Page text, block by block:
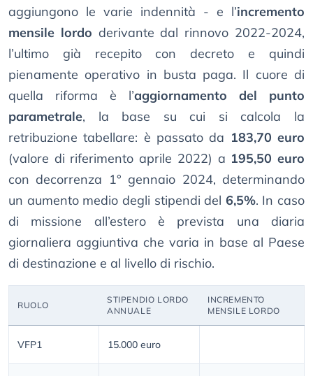
aggiungono le varie indennità - e l’incremento
mensile lordo derivante dal rinnovo 2022-2024,
l’ultimo già recepito con decreto e quindi
pienamente operativo in busta paga. Il cuore di
quella riforma è l’aggiornamento del punto
parametrale, la base su cui si calcola la
retribuzione tabellare: è passato da 183,70 euro
(valore di riferimento aprile 2022) a 195,50 euro
con decorrenza 1° gennaio 2024, determinando
un aumento medio degli stipendi del 6,5%. In caso
di missione all’estero è prevista una diaria
giornaliera aggiuntiva che varia in base al Paese
di destinazione e al livello di rischio.
RUOLO
STIPENDIO LORDO
ANNUALE
INCREMENTO
MENSILE LORDO
VFP1 15.000 euro